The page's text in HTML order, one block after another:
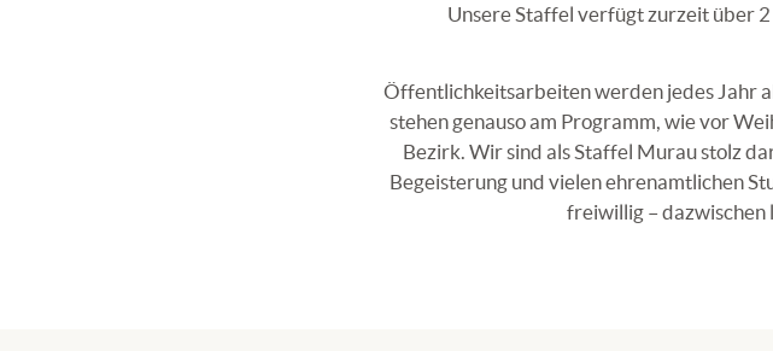
Unsere Staffel verfügt zurzeit über
Öffentlichkeitsarbeiten werden jedes Jahr
stehen genauso am Programm, wie vor
Bezirk. Wir sind als Staffel Murau stolz
Begeisterung und vielen ehrenamtlichen
freiwillig – dazwischen